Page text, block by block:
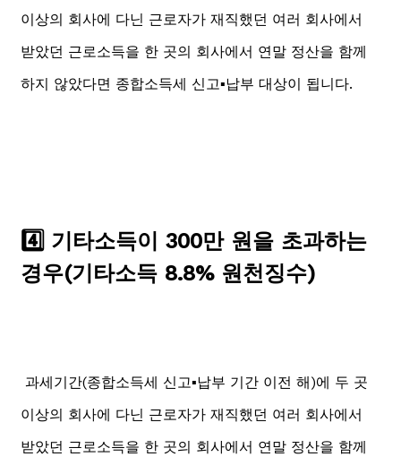
이상의 회사에 다닌 근로자가 재직했던 여러 회사에서
받았던 근로소득을 한 곳의 회사에서 연말 정산을 함께
하지 않았다면 종합소득세 신고▪️납부 대상이 됩니다.
4️⃣ 기타소득이 300만 원을 초과하는
경우(기타소득 8.8% 원천징수)
과세기간(종합소득세 신고▪️납부 기간 이전 해)에 두 곳
이상의 회사에 다닌 근로자가 재직했던 여러 회사에서
받았던 근로소득을 한 곳의 회사에서 연말 정산을 함께